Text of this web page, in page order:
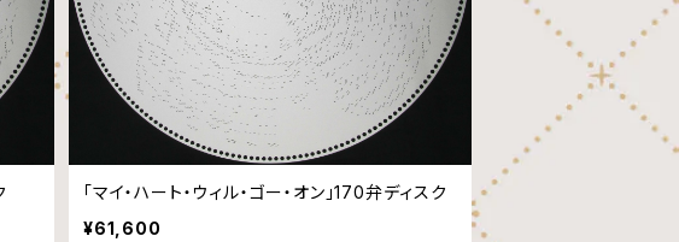
「マイ・ハート・ウィル・ゴー・オン」170弁ディスク
¥61,600